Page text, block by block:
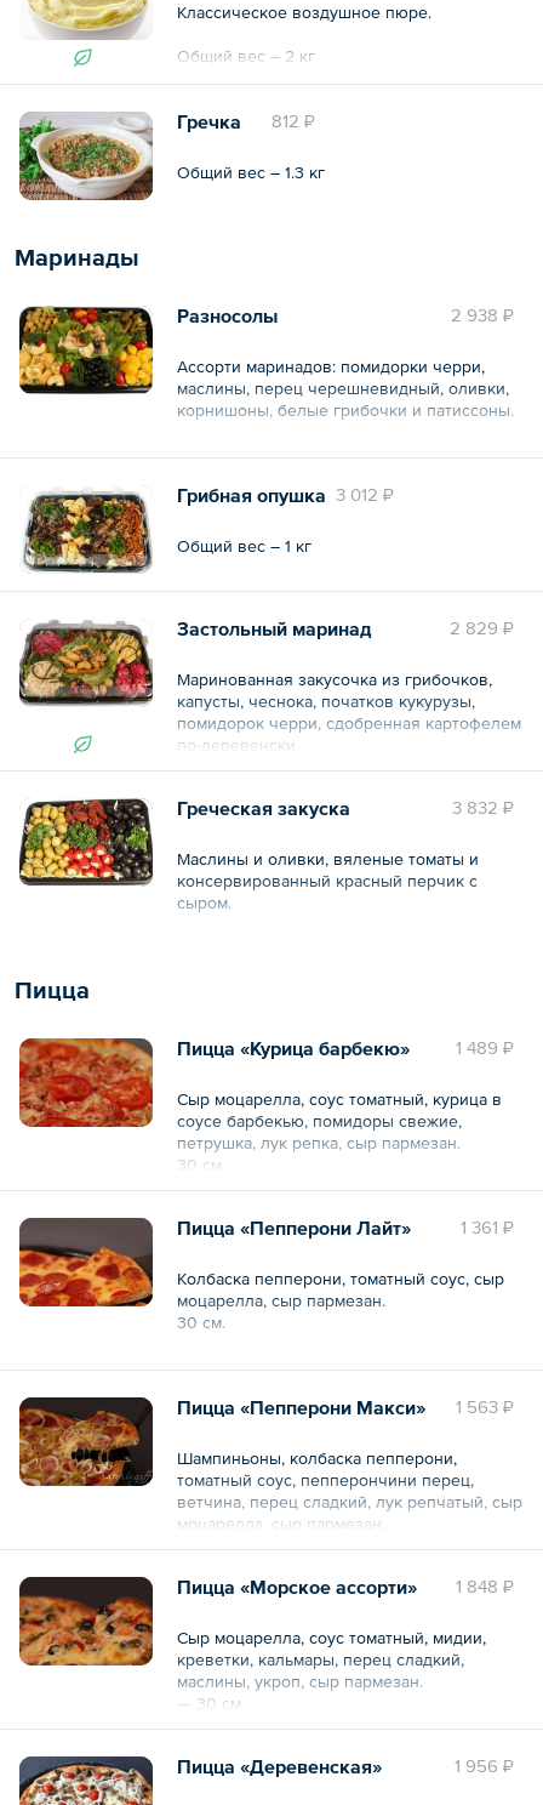
Классическое воздушное пюре.
Общий вес – 2 кг
812 ₽
Гречка
Общий вес – 1.3 кг
Маринады
2 938 ₽
Разносолы
Ассорти маринадов: помидорки черри,
маслины, перец черешневидный, оливки,
корнишоны, белые грибочки и патиссоны.
Общий вес – 1.6 кг
3 012 ₽
Грибная опушка
Общий вес – 1 кг
2 829 ₽
Застольный маринад
Маринованная закусочка из грибочков,
капусты, чеснока, початков кукурузы,
помидорок черри, сдобренная картофелем
по-деревенски.
Общий вес – 1.7 кг 3 832 ₽
Греческая закуска
Маслины и оливки, вяленые томаты и
консервированный красный перчик с
сыром.
Пицца
1 489 ₽
Пицца «Курица барбекю»
Сыр моцарелла, соус томатный, курица в
соусе барбекью, помидоры свежие,
петрушка, лук репка, сыр пармезан.
30 см.
1 361 ₽
Пицца «Пепперони Лайт»
Колбаска пепперони, томатный соус, сыр
моцарелла, сыр пармезан.
30 см.
Общий вес – 720 г
1 563 ₽
Пицца «Пепперони Макси»
Шампиньоны, колбаска пепперони,
томатный соус, пепперончини перец,
ветчина, перец сладкий, лук репчатый, сыр
моцарелла, сыр пармезан.
30 см.
Общий вес – 1150 г 1 848 ₽
Пицца «Морское ассорти»
Сыр моцарелла, соус томатный, мидии,
креветки, кальмары, перец сладкий,
маслины, укроп, сыр пармезан.
— 30 см.
1 956 ₽
Пицца «Деревенская»